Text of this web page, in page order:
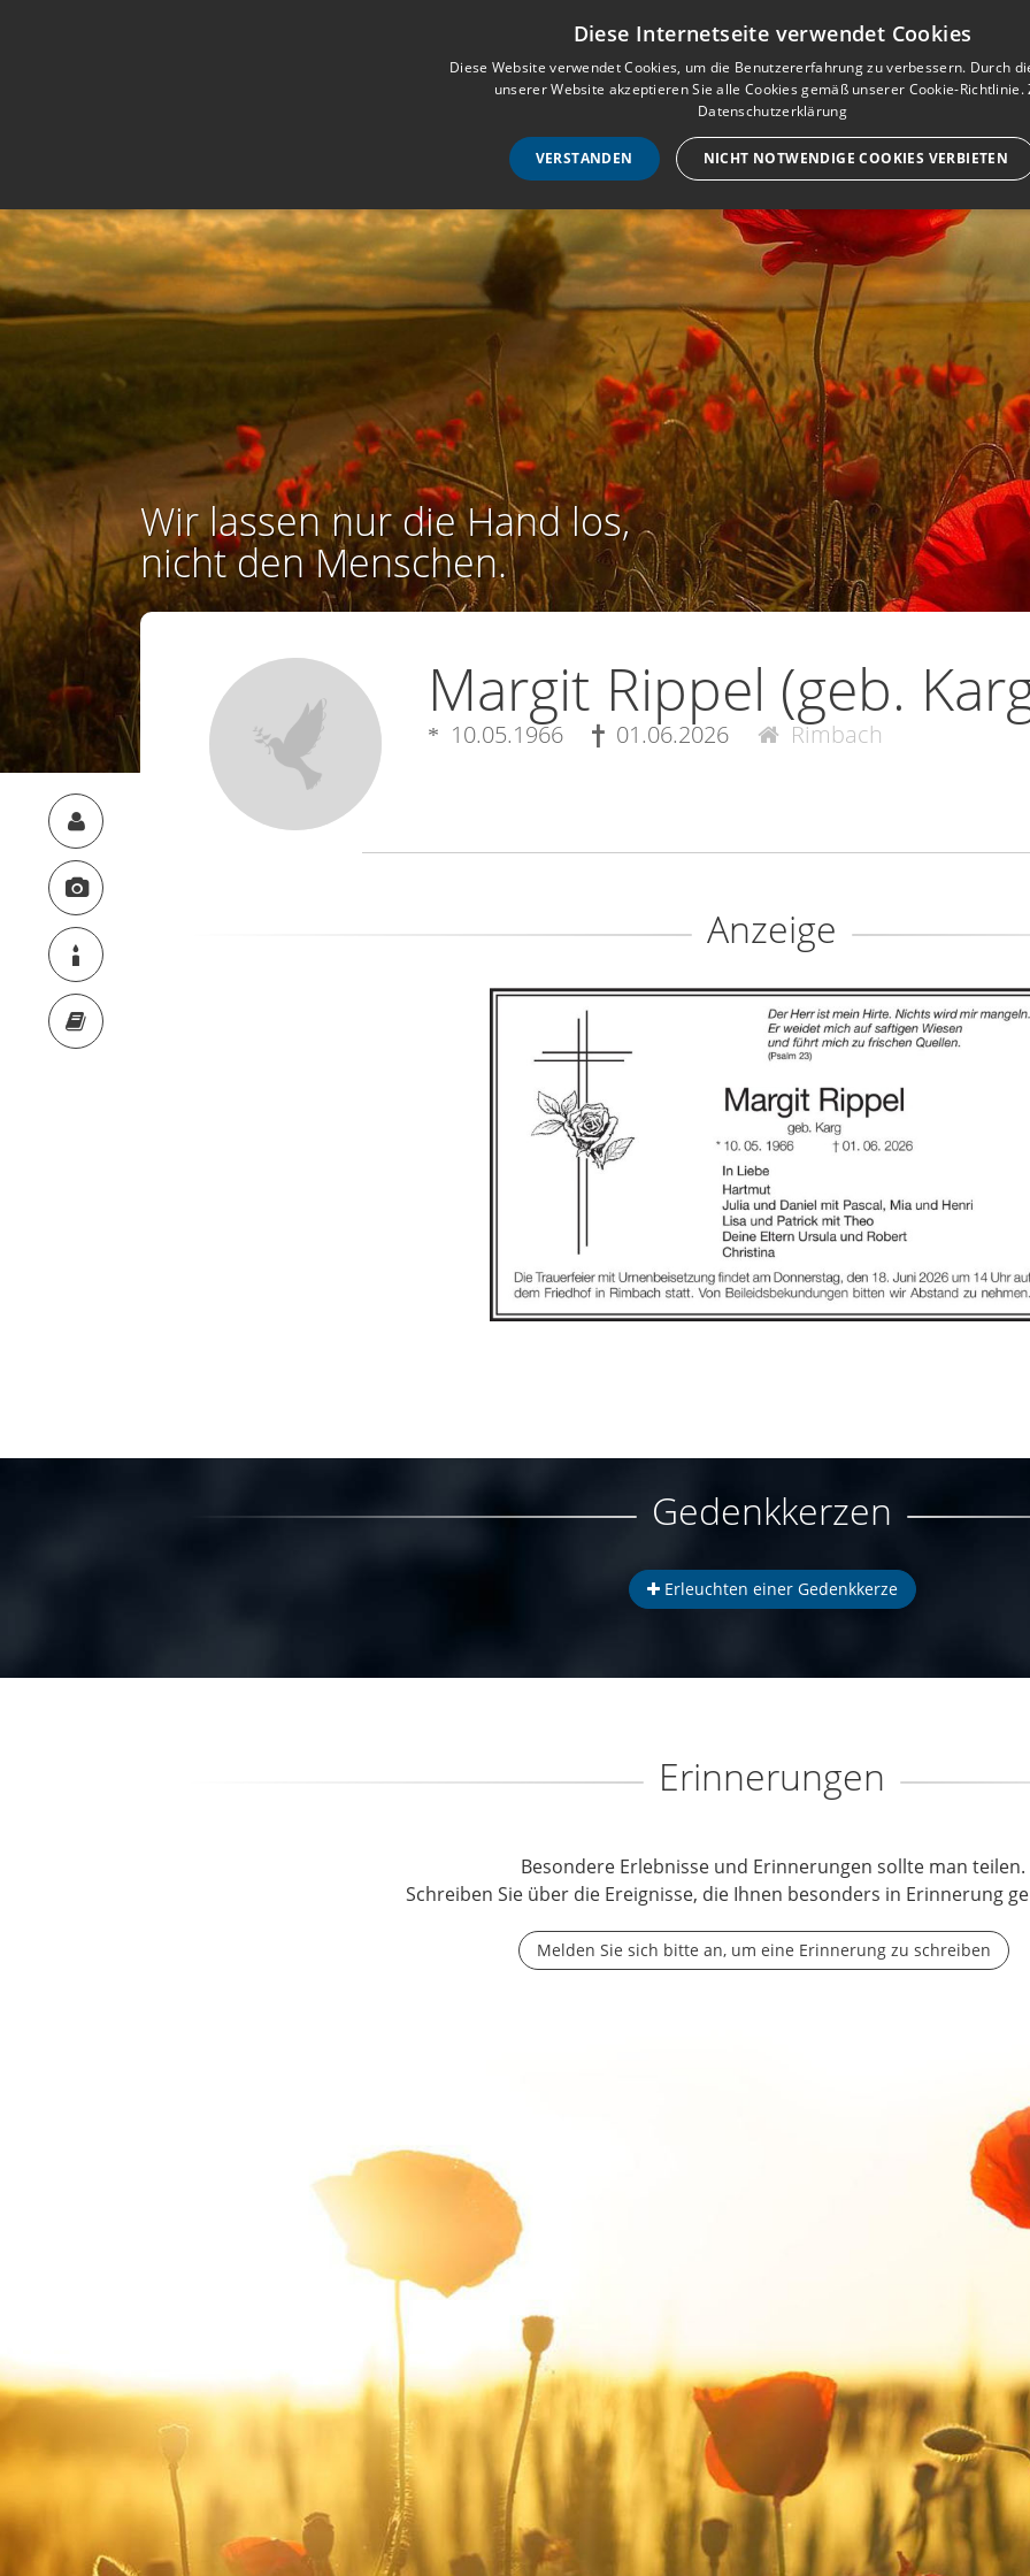
Musterbuch für Traueranzeigen
STARTSEITE
Wir lassen nur die Hand los,
nicht den Menschen.
Margit Rippel (geb.
10.05.1966 01.06.2026 Rimbach
Anzeige
Gedenkkerzen
Erleuchten einer Gedenkkerze
Erinnerungen
Besondere Erlebnisse und Erinnerungen sollte man teilen.
Schreiben Sie über die Ereignisse, die Ihnen besonders in Erinnerung
Melden Sie sich bitte an, um eine Erinnerung zu schreiben
Diese Internetseite verwendet Cookies
Diese Website verwendet Cookies, um die Benutzererfahrung zu verbessern. Durch
unserer Website akzeptieren Sie alle Cookies gemäß unserer Cookie-Richtlinie.
Datenschutzerklärung
VERSTANDEN NICHT NOTWENDIGE COOKIES VERBIETEN